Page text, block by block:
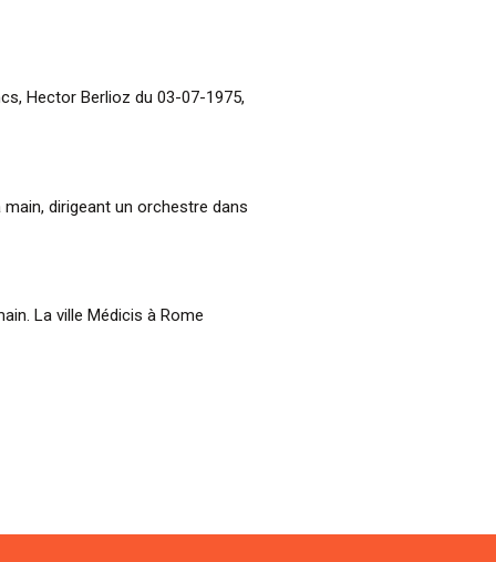
Hector Berlioz du 03-07-1975,
dirigeant un orchestre dans
La ville Médicis à Rome